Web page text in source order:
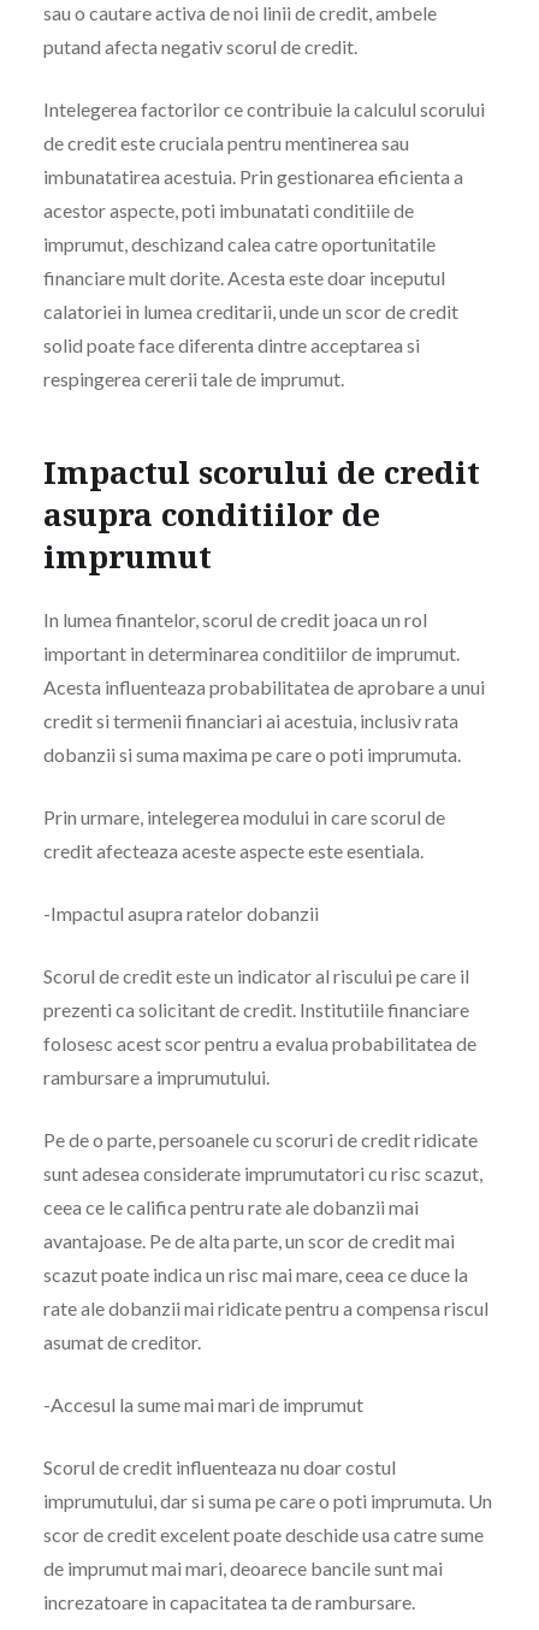
sau o cautare activa de noi linii de credit, ambele
putand afecta negativ scorul de credit.
Intelegerea factorilor ce contribuie la calculul scorului
de credit este cruciala pentru mentinerea sau
imbunatatirea acestuia. Prin gestionarea eficienta a
acestor aspecte, poti imbunatati conditiile de
imprumut, deschizand calea catre oportunitatile
financiare mult dorite. Acesta este doar inceputul
calatoriei in lumea creditarii, unde un scor de credit
solid poate face diferenta dintre acceptarea si
respingerea cererii tale de imprumut.
Impactul scorului de credit
asupra conditiilor de
imprumut
In lumea finantelor, scorul de credit joaca un rol
important in determinarea conditiilor de imprumut.
Acesta influenteaza probabilitatea de aprobare a unui
credit si termenii financiari ai acestuia, inclusiv rata
dobanzii si suma maxima pe care o poti imprumuta.
Prin urmare, intelegerea modului in care scorul de
credit afecteaza aceste aspecte este esentiala.
-Impactul asupra ratelor dobanzii
Scorul de credit este un indicator al riscului pe care il
prezenti ca solicitant de credit. Institutiile financiare
folosesc acest scor pentru a evalua probabilitatea de
rambursare a imprumutului.
Pe de o parte, persoanele cu scoruri de credit ridicate
sunt adesea considerate imprumutatori cu risc scazut,
ceea ce le califica pentru rate ale dobanzii mai
avantajoase. Pe de alta parte, un scor de credit mai
scazut poate indica un risc mai mare, ceea ce duce la
rate ale dobanzii mai ridicate pentru a compensa riscul
asumat de creditor.
-Accesul la sume mai mari de imprumut
Scorul de credit influenteaza nu doar costul
imprumutului, dar si suma pe care o poti imprumuta. Un
scor de credit excelent poate deschide usa catre sume
de imprumut mai mari, deoarece bancile sunt mai
increzatoare in capacitatea ta de rambursare.